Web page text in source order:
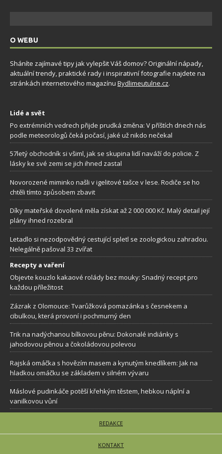
O WEBU
Sháníte zajímavé tipy jak vylepšit Váš domov? Originální nápady,
aktuální trendy, praktické rady i inspirativní fotografie najdete na
stránkách internetového magazínu Bydlimeutulne.cz.
Lidé a svět
Po extrémních vedrech přijde prudká změna: V příštích dnech nás
podle meteorologů čeká počasí, jaké už nikdo nečekal
57letý obchodník si všiml, jak se skupina lidí naváží do policie. Z
lásky ke své zemi se jich ihned zastal
Novorozené miminko našli v igelitové tašce v lese. Rodiče se ho
chtěli tímto způsobem zbavit
Díky mateřské dovolené měla získat až 2 000 000 Kč. Malý detail její
plány ihned rozebral
Letadlo si nezodpovědný cestující spletl se zoologickou zahradou.
Nelegálně pašoval 33 zvířat
Recepty a vaření
Objevte kouzlo kakaové rolády bez mouky: Snadný recept pro
každou příležitost
Zázrak z Olomouce: Tvarůžková pomazánka s česnekem a
cibulkou, která provoní i pochmurný den
Trik na nadýchanou bílkovou pěnu: Dokonalé indiánky s
jahodovou pěnou a čokoládovou polevou
Rajská omáčka s hovězím masem a kynutým knedlíkem: Jak na
hladkou omáčku se základem v silném vývaru
Máslové pudinkáče potěší křehkým těstem, hebkou náplní a
vanilkovou vůní
REDAKCE
KONTAKT